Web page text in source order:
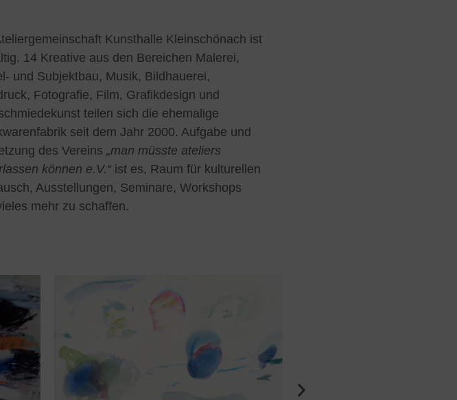
Kunsthalle Kleinschönach ist
14 Kreative aus den Bereichen Malerei,
und Subjektbau, Musik, Bildhauerei,
Fotografie, Film, Grafikdesign und
teilen sich die ehemalige
seit dem Jahr 2000. Aufgabe und
des Vereins„man müsste ateliers
können e.V.“ ist es, Raum für kulturellen
Ausstellungen, Seminare, Workshops
mehr zu schaffen.